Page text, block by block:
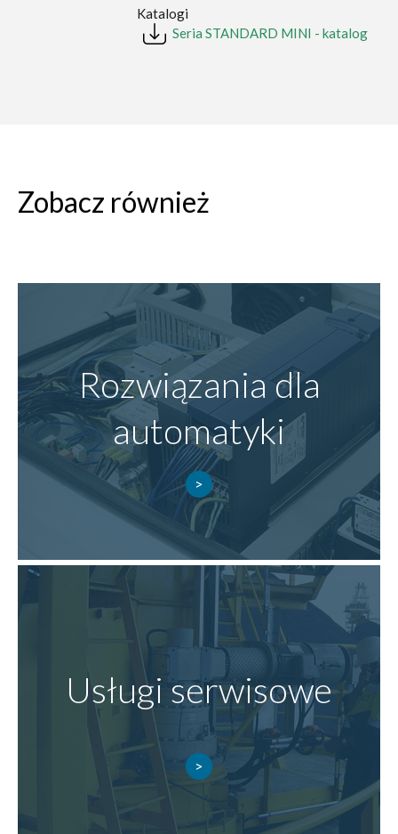
Katalogi
Seria STANDARD MINI - katalog
Zobacz również
Rozwiązania dla
automatyki
Usługi serwisowe